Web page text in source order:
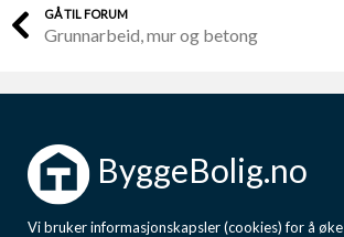
GÅ TIL FORUM
Grunnarbeid, mur og betong
ByggeBolig.no
Vi bruker informasjonskapsler (cookies) for å øke